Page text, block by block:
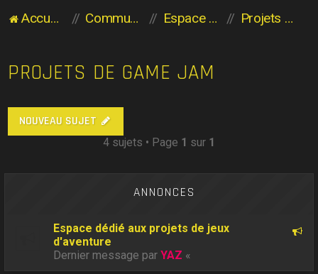
Accueil du forum Communauté des Planaviens Espace développeurs indépendants Projets de Game Jam
PROJETS DE GAME JAM
NOUVEAU SUJET
4 sujets • Page 1 sur 1
ANNONCES
Espace dédié aux projets de jeux
d'aventure
Dernier message parYAZ «